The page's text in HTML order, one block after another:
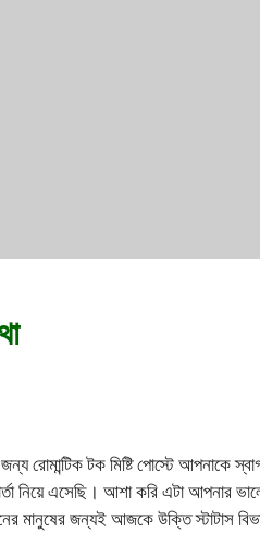
রোমান্টিক টক মিষ্টি পোস্টে আপনাকে
নিয়ে এসেছি। আশা করি এটা আপনার
মানুষের জন্যই আজকে উক্তি স্টাটাস